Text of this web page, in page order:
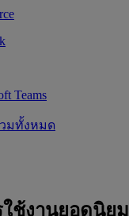
Teams
มทั้งหมด
ช้งานยอดนิยม